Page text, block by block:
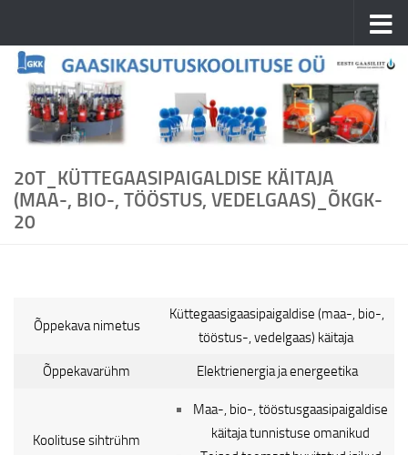
20T_KÜTTEGAASIPAIGALDISE KÄITAJA
(MAA-, BIO-, TÖÖSTUS, VEDELGAAS)_ÕKGK-
20
Õppekava nimetus
Küttegaasigaasipaigaldise (maa-, bio-,
tööstus-, vedelgaas) käitaja
Õppekavarühm Elektrienergia ja energeetika
Koolituse sihtrühm
Maa-, bio-, tööstusgaasipaigaldise
käitaja tunnistuse omanikud